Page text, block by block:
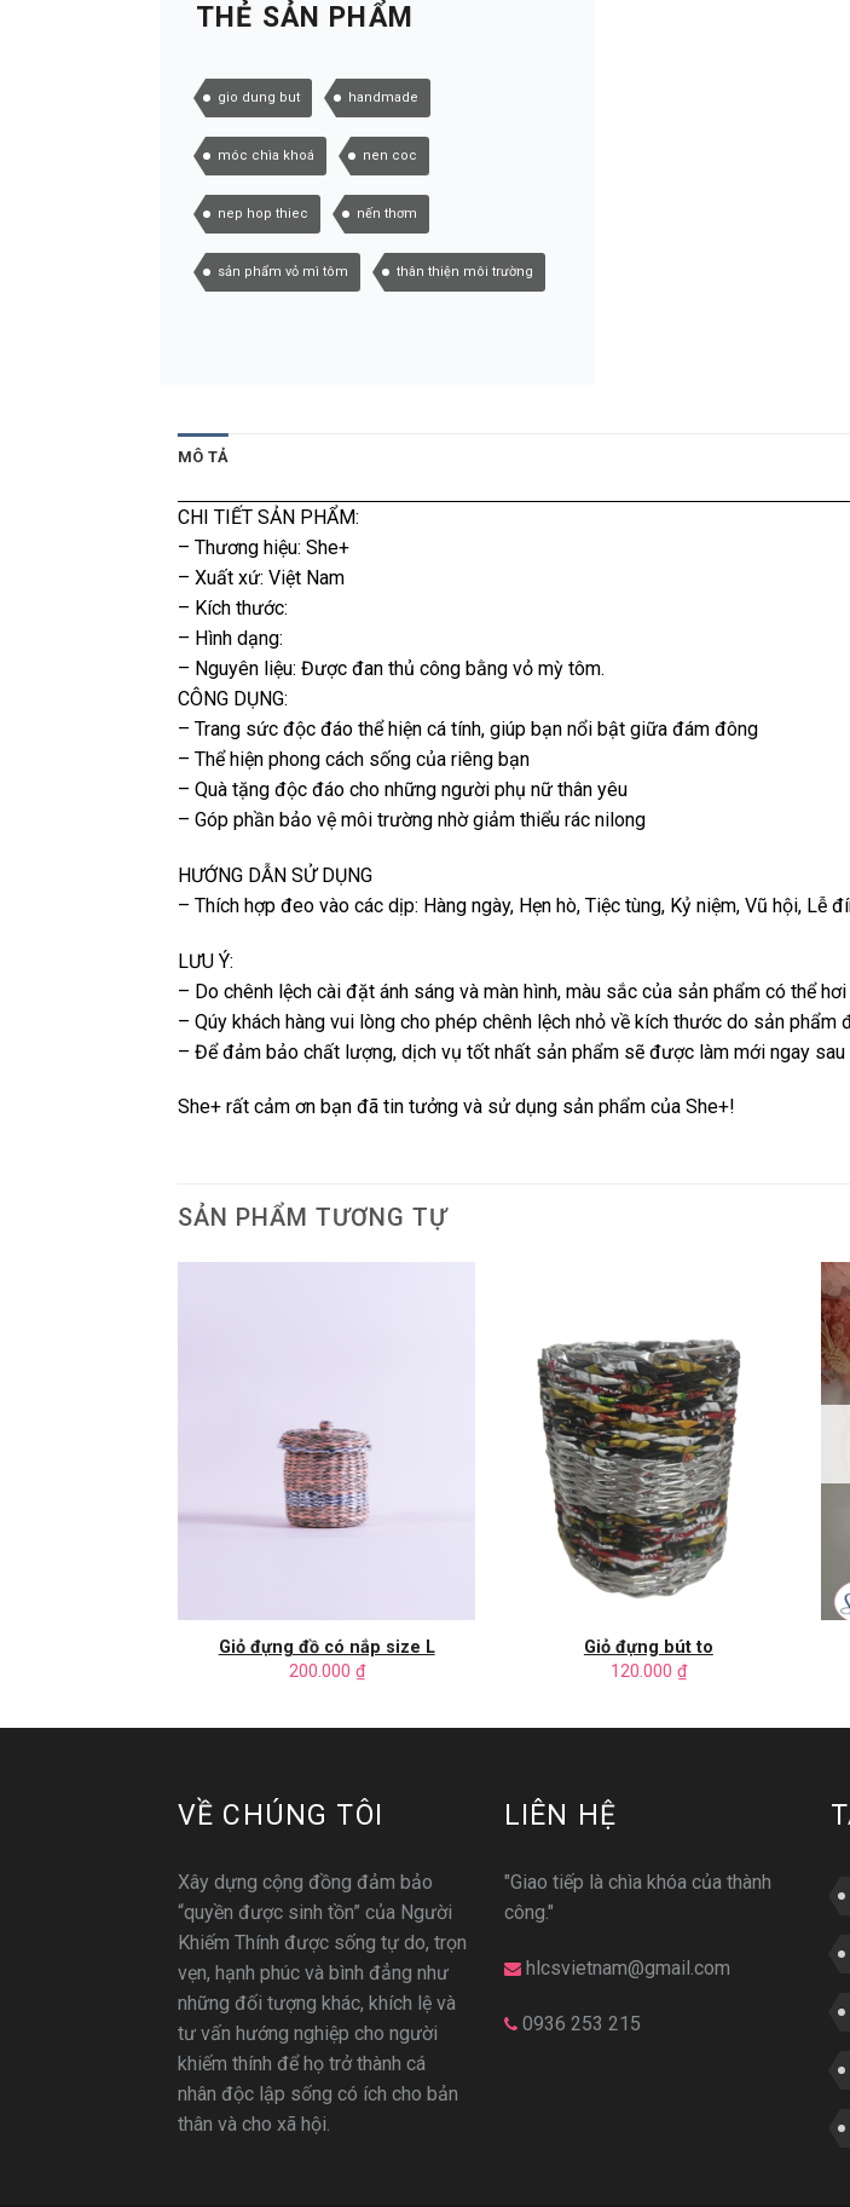
THẺ SẢN PHẨM
gio dung but handmade
móc chìa khoá nen coc
nep hop thiec nến thơm
sản phẩm vỏ mì tôm thân thiện môi trường
MÔ TẢ
CHI TIẾT SẢN PHẨM:
– Thương hiệu: She+
– Xuất xứ: Việt Nam
– Kích thước:
– Hình dạng:
– Nguyên liệu: Được đan thủ công bằng vỏ mỳ tôm.
CÔNG DỤNG:
– Trang sức độc đáo thể hiện cá tính, giúp bạn nổi bật giữa đám đông
– Thể hiện phong cách sống của riêng bạn
– Quà tặng độc đáo cho những người phụ nữ thân yêu
– Góp phần bảo vệ môi trường nhờ giảm thiểu rác nilong
HƯỚNG DẪN SỬ DỤNG
– Thích hợp đeo vào các dịp: Hàng ngày, Hẹn hò, Tiệc tùng, Kỷ niệm, Vũ hội, Lễ
LƯU Ý:
– Do chênh lệch cài đặt ánh sáng và màn hình, màu sắc của sản phẩm có thể
– Qúy khách hàng vui lòng cho phép chênh lệch nhỏ về kích thước do sản
– Để đảm bảo chất lượng, dịch vụ tốt nhất sản phẩm sẽ được làm mới ngay sau
She+ rất cảm ơn bạn đã tin tưởng và sử dụng sản phẩm của She+!
SẢN PHẨM TƯƠNG TỰ
Giỏ đựng đồ có nắp size L
200.000 ₫
Giỏ đựng bút to
120.000 ₫
VỀ CHÚNG TÔI
Xây dựng cộng đồng đảm bảo
“quyền được sinh tồn” của Người
Khiếm Thính được sống tự do, trọn
vẹn, hạnh phúc và bình đẳng như
những đối tượng khác, khích lệ và
tư vấn hướng nghiệp cho người
khiếm thính để họ trở thành cá
nhân độc lập sống có ích cho bản
thân và cho xã hội.
LIÊN HỆ
"Giao tiếp là chìa khóa của thành
công."
hlcsvietnam@gmail.com
0936 253 215